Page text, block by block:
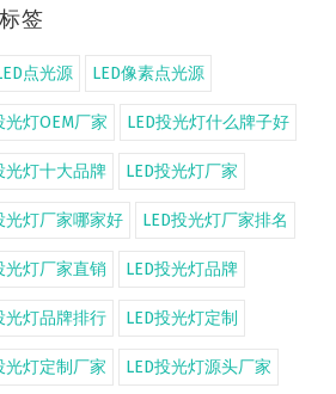
签
点光源 LED像素点光源
光灯OEM厂家 LED投光灯什么牌子好
光灯十大品牌 LED投光灯厂家
光灯厂家哪家好 LED投光灯厂家排名
光灯厂家直销 LED投光灯品牌
光灯品牌排行 LED投光灯定制
光灯定制厂家 LED投光灯源头厂家